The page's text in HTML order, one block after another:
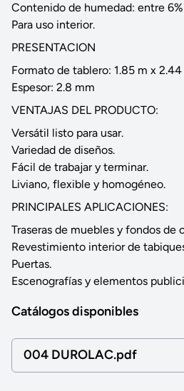
Contenido de humedad: entre
Para uso interior.
PRESENTACION
Formato de tablero: 1.85 m x
Espesor: 2.8 mm
VENTAJAS DEL PRODUCTO:
Versátil listo para usar.
Variedad de diseños.
Fácil de trabajar y terminar.
Liviano, flexible y homogéneo.
PRINCIPALES APLICACIONES:
Traseras de muebles y fondos de
Revestimiento interior de
Puertas.
Escenografías y elementos
Catálogos disponibles
004 DUROLAC.pdf